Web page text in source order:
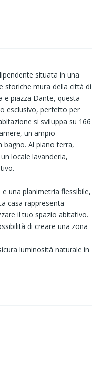
situata in una
storiche mura della città di
e piazza Dante, questa
esclusivo, perfetto per
si sviluppa su 166
un ampio
bagno. Al piano terra,
locale lavanderia,
una planimetria flessibile,
casa rappresenta
il tuo spazio abitativo.
di creare una zona
luminosità naturale in